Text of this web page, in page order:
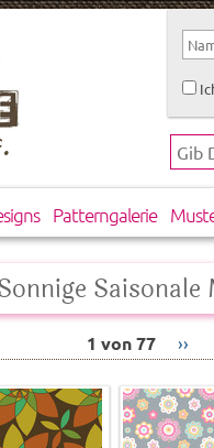
Patterngalerie
1 von 77 ››